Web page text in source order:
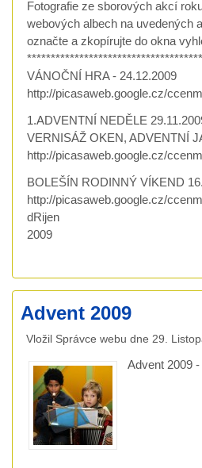
Fotografie ze sborových akcí
webových albech na uvedených
označte a zkopírujte do okna
VÁNOČNÍ HRA - 24.12.2009
http://picasaweb.google.cz/
1.ADVENTNÍ NEDĚLE
VERNISÁŽ OKEN, ADVENTNÍ
http://picasaweb.google.cz/
BOLEŠÍN RODINNÝ VÍKEND
http://picasaweb.google.cz/
dRijen
2009
Advent 2009
Vložil Správce webu dne 29.
Advent 2009